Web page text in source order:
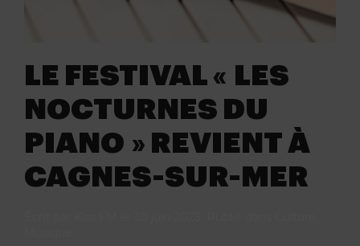
LE FESTIVAL « LES
NOCTURNES DU
PIANO » REVIENT À
CAGNES-SUR-MER